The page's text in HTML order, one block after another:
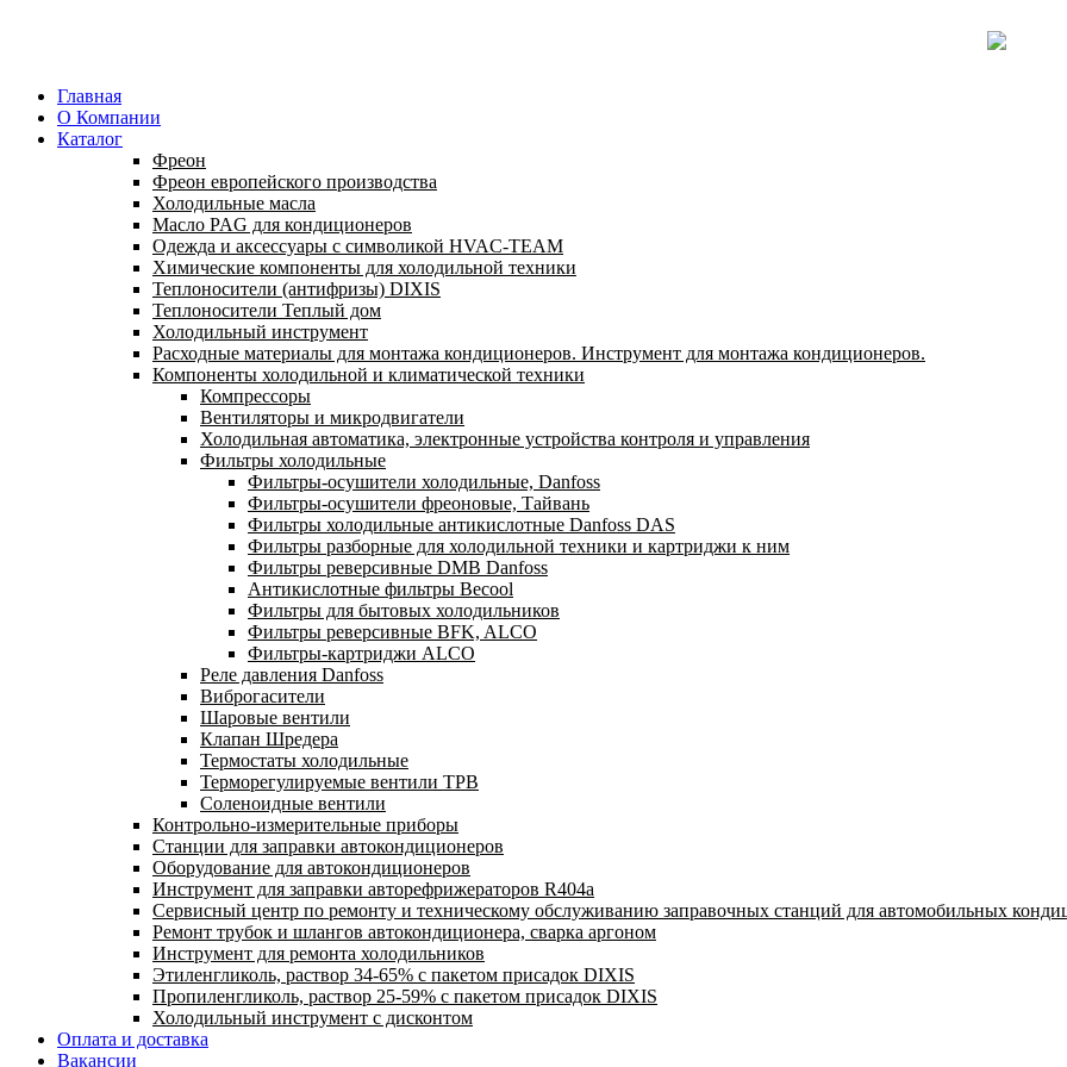
Главная
О Компании
Каталог
Фреон
Фреон европейского производства
Холодильные масла
Масло PAG для кондиционеров
Одежда и аксессуары с символикой HVAC-TEAM
Химические компоненты для холодильной техники
Теплоносители (антифризы) DIXIS
Теплоносители Теплый дом
Холодильный инструмент
Расходные материалы для монтажа кондиционеров. Инструмент для монтажа кондиционеров.
Компоненты холодильной и климатической техники
Компрессоры
Вентиляторы и микродвигатели
Холодильная автоматика, электронные устройства контроля и управления
Фильтры холодильные
Фильтры-осушители холодильные, Danfoss
Фильтры-осушители фреоновые, Тайвань
Фильтры холодильные антикислотные Danfoss DAS
Фильтры разборные для холодильной техники и картриджи к ним
Фильтры реверсивные DMB Danfoss
Антикислотные фильтры Becool
Фильтры для бытовых холодильников
Фильтры реверсивные BFK, ALCO
Фильтры-картриджи ALCO
Реле давления Danfoss
Виброгасители
Шаровые вентили
Клапан Шредера
Термостаты холодильные
Терморегулируемые вентили ТРВ
Соленоидные вентили
Контрольно-измерительные приборы
Станции для заправки автокондиционеров
Оборудование для автокондиционеров
Инструмент для заправки авторефрижераторов R404a
Сервисный центр по ремонту и техническому обслуживанию заправочных станций для автомобильных
Ремонт трубок и шлангов автокондиционера, сварка аргоном
Инструмент для ремонта холодильников
Этиленгликоль, раствор 34-65% с пакетом присадок DIXIS
Пропиленгликоль, раствор 25-59% с пакетом присадок DIXIS
Холодильный инструмент с дисконтом
Оплата и доставка
Вакансии